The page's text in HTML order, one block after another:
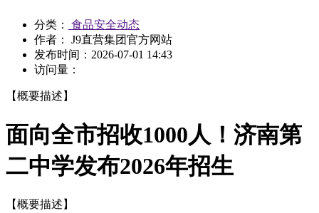
分类：
食品安全动态
作者： J9直营集团官方网站
发布时间： 2026-07-01 14:43
访问量：
【概要描述】
面向全市招收1000人！济南第
二中学发布2026年招生
【概要描述】